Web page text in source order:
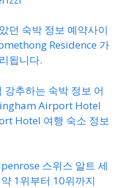
던 숙박 정보 예약사이
Residence 가
됩니다.
추하는 숙박 정보 어
Airport Hotel
Hotel 여행 숙소 정보
스위스 알트 세
1위부터 10위까지